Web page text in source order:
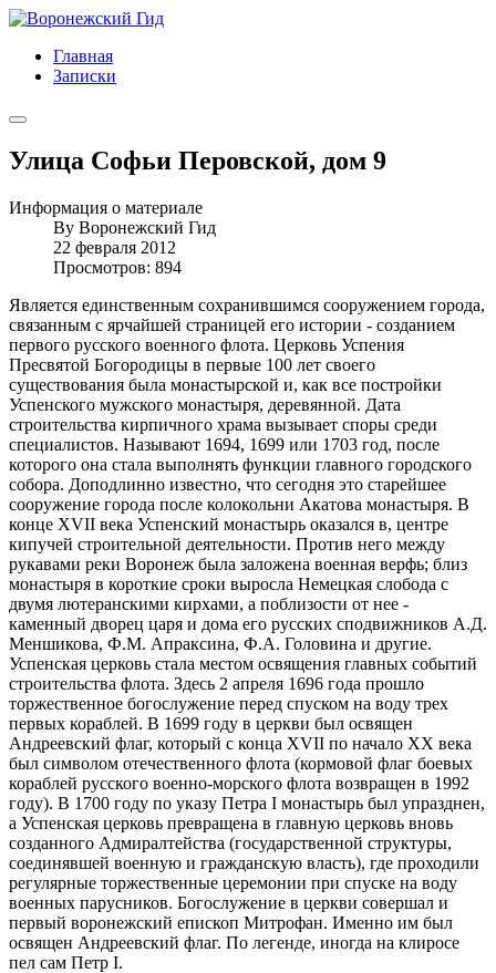
Главная
Записки
Улица Софьи Перовской, дом 9
Информация о материале
By Воронежский Гид
22 февраля 2012
Просмотров: 894
Является единственным сохранившимся сооружением города,
связанным с ярчайшей страницей его истории - созданием
первого русского военного флота. Церковь Успения
Пресвятой Богородицы в первые 100 лет своего
существования была монастырской и, как все постройки
Успенского мужского монастыря, деревянной. Дата
строительства кирпичного храма вызывает споры среди
специалистов. Называют 1694, 1699 или 1703 год, после
которого она стала выполнять функции главного городского
собора. Доподлинно известно, что сегодня это старейшее
сооружение города после колокольни Акатова монастыря. В
конце XVII века Успенский монастырь оказался в, центре
кипучей строительной деятельности. Против него между
рукавами реки Воронеж была заложена военная верфь; близ
монастыря в короткие сроки выросла Немецкая слобода с
двумя лютеранскими кирхами, а поблизости от нее -
каменный дворец царя и дома его русских сподвижников А.Д.
Меншикова, Ф.М. Апраксина, Ф.А. Головина и другие.
Успенская церковь стала местом освящения главных событий
строительства флота. Здесь 2 апреля 1696 года прошло
торжественное богослужение перед спуском на воду трех
первых кораблей. В 1699 году в церкви был освящен
Андреевский флаг, который с конца XVII по начало XX века
был символом отечественного флота (кормовой флаг боевых
кораблей русского военно-морского флота возвращен в 1992
году). В 1700 году по указу Петра I монастырь был упразднен,
а Успенская церковь превращена в главную церковь вновь
созданного Адмиралтейства (государственной структуры,
соединявшей военную и гражданскую власть), где проходили
регулярные торжественные церемонии при спуске на воду
военных парусников. Богослужение в церкви совершал и
первый воронежский епископ Митрофан. Именно им был
освящен Андреевский флаг. По легенде, иногда на клиросе
пел сам Петр I.